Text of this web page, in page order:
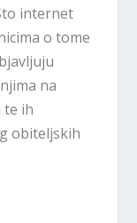
internet
o tome
na
te ih
obiteljskih